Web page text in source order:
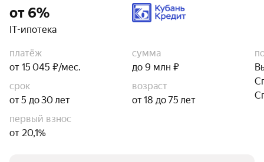
от 6%
IT-ипотека
платёж
от 15 045 ₽/мес.
сумма
до 9 млн ₽
срок
от 5 до 30 лет
возраст
от 18 до 75 лет
первый взнос
от 20,1%